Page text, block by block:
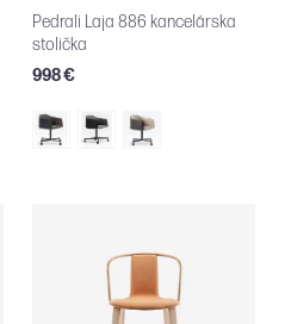
Pedrali Laja 886 kancelárska
stolička
998 €